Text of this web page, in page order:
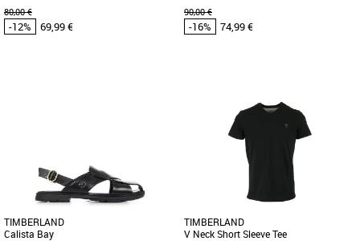
80,00 €
-12% 69,99 €
90,00 €
-16% 74,99 €
Timberland pas cher et Promos
Timberland
Version revisitée d'un modèle classique,
cette sandale vous offre confort et
polyvalence tout au long [...]
TIMBERLAND
Calista Bay
TIMBERLAND
V Neck Short Sleeve Tee